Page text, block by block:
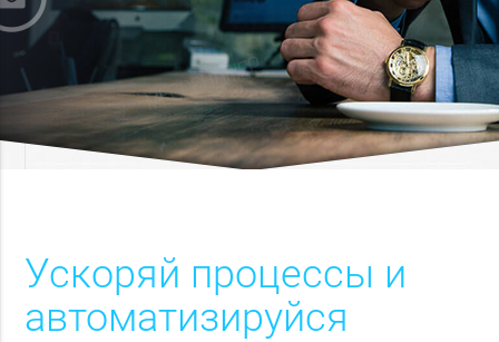
Ускоряй процессы и
автоматизируйся